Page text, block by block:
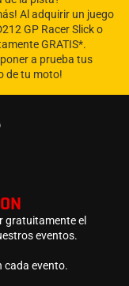
Al adquirir un juego
GP Racer Slick o
GRATIS*.
a prueba tus
de tu moto!
gratuitamente el
eventos.
cada evento.